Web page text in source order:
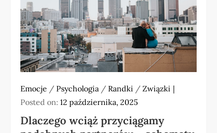
Emocje / Psychologia / Randki /Związki
Posted on:12 października, 2025
Dlaczego wciąż przyciągamy